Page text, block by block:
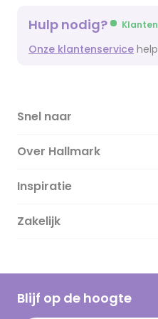
Hulp nodig?
Onze klantenservice
Snel naar
Over Hallmark
Over ons
Duurzaamheid
Hallmark Kaartclub
Inspiratie
Magazine
Cadeau inspiratie
Kaartinspiratie
Zakelijk
Blijf op de hoogte